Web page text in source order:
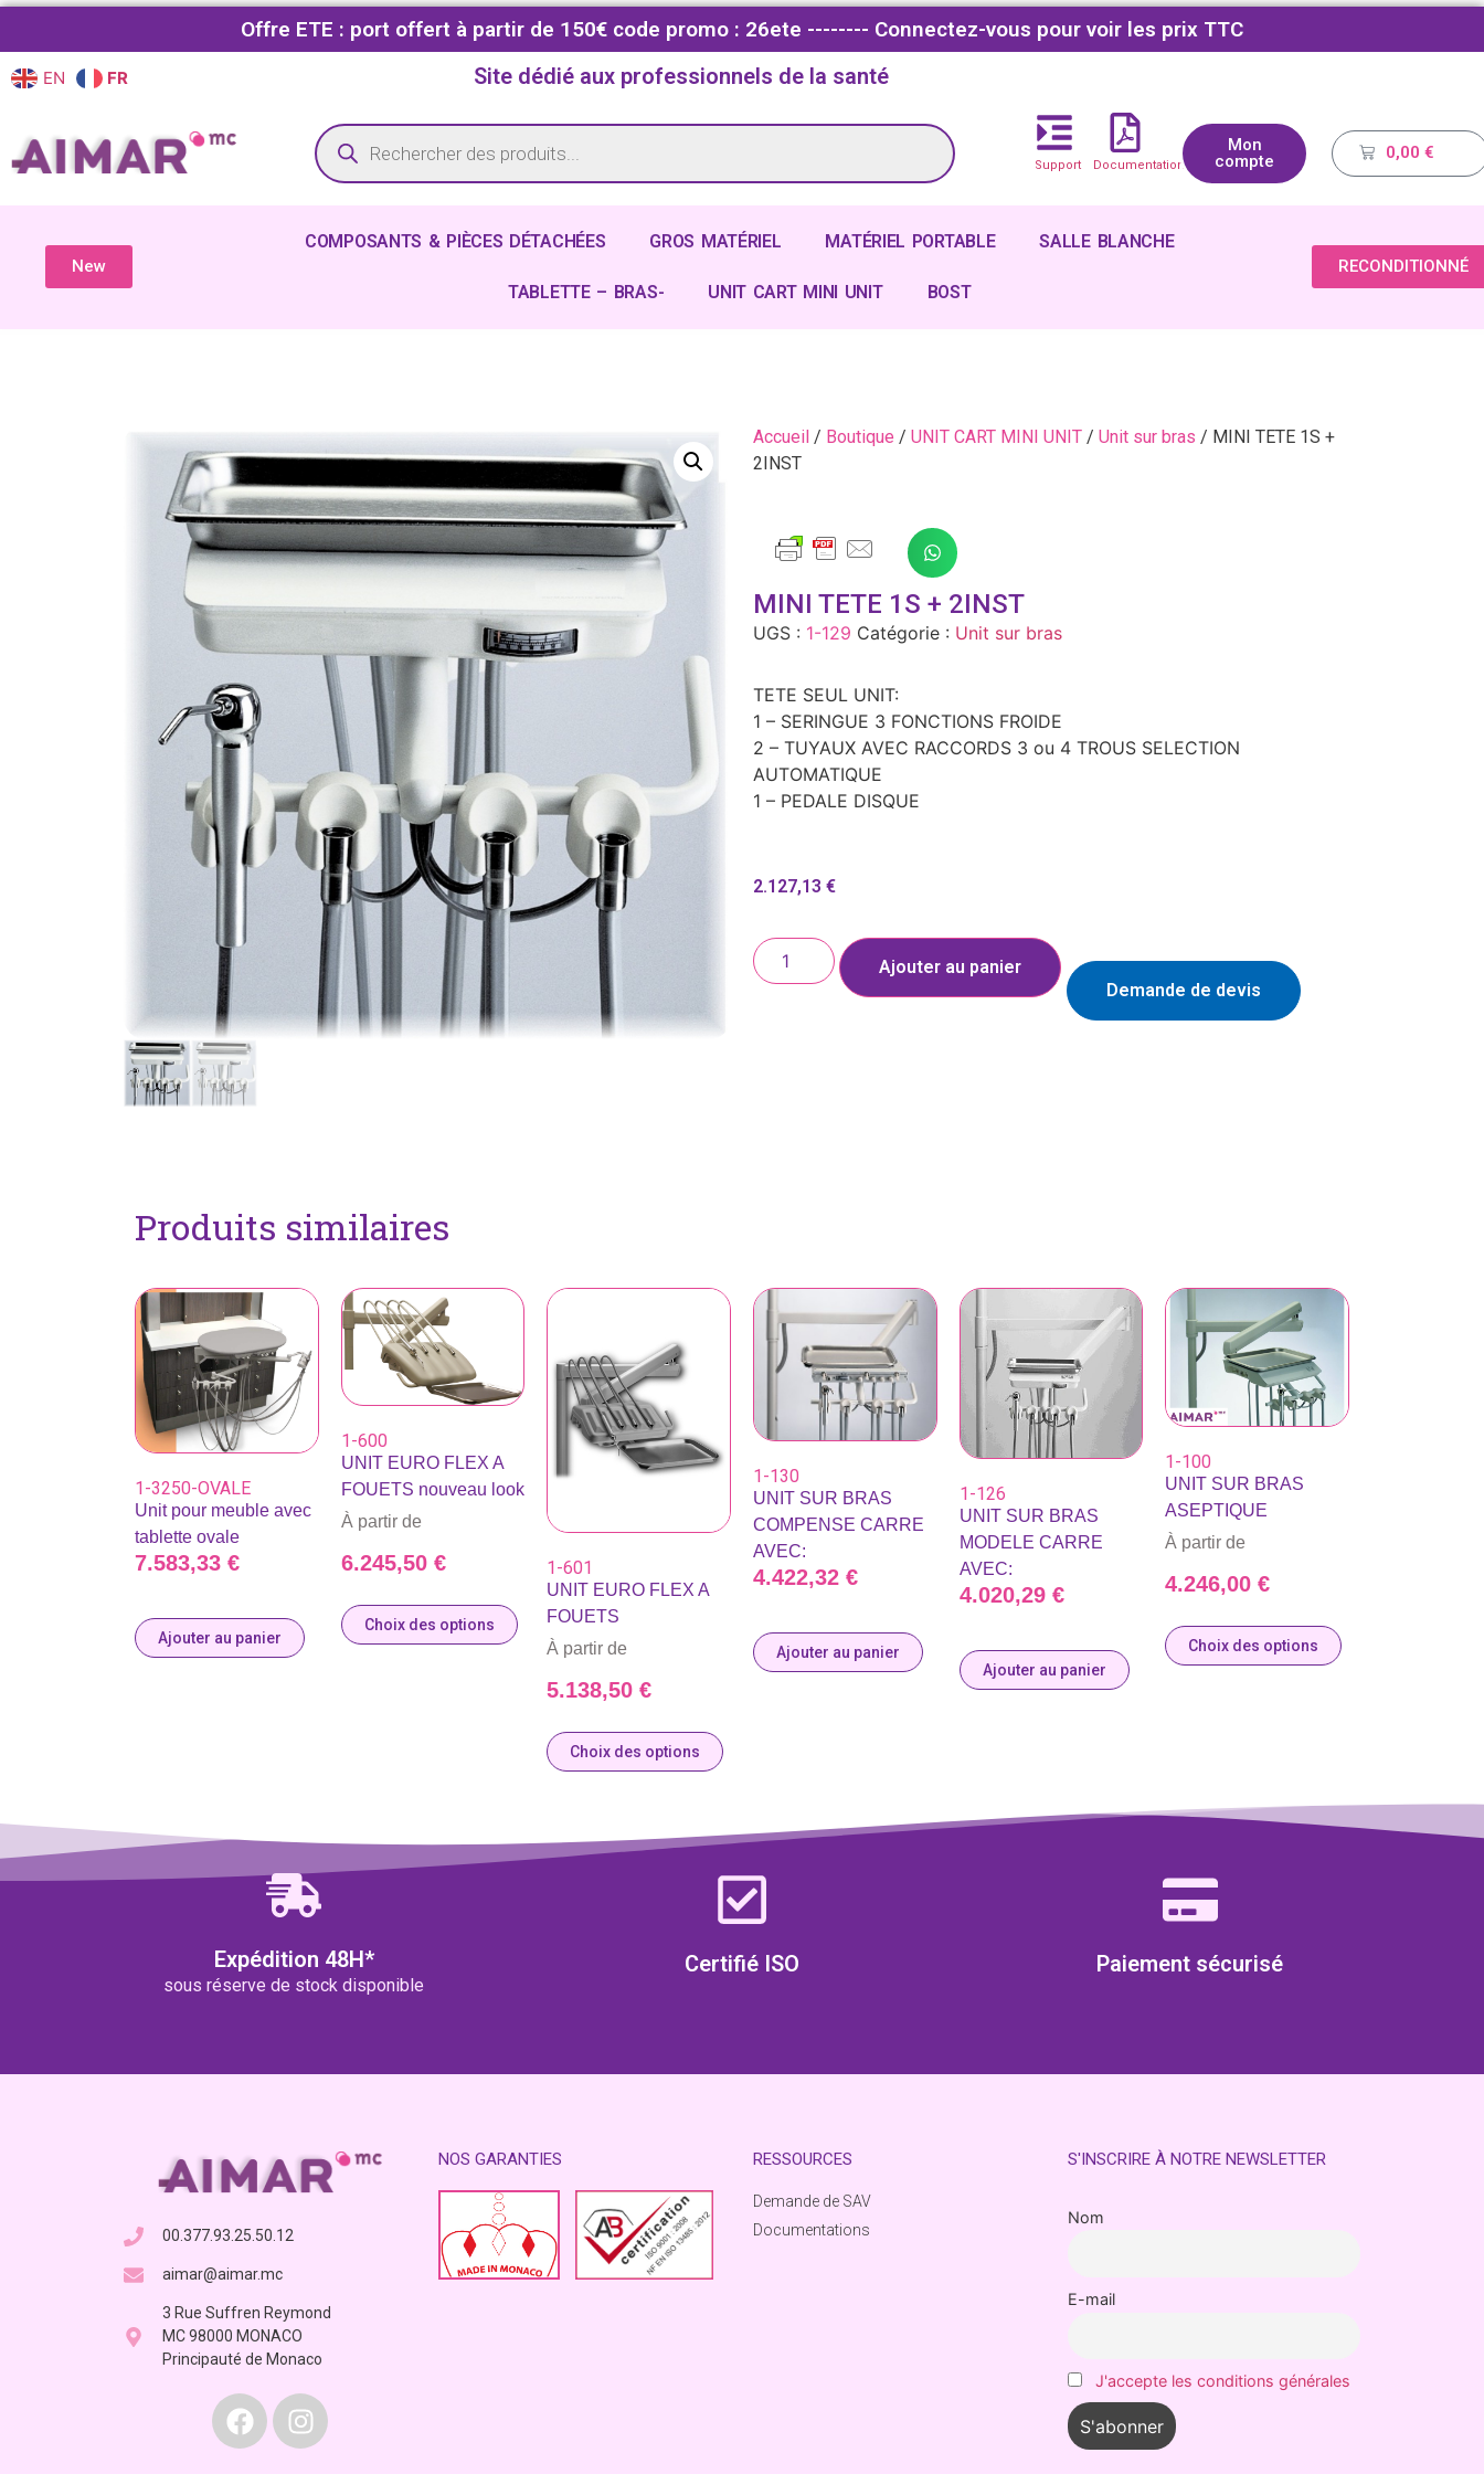
Offre ETE : port offert à partir de 150€ code promo : 26ete -------- Connectez-vous pour voir les prix TTC
EN FR Site dédié aux professionnels de la santé
Support Documentations
Mon
compte
0,00 €
New
COMPOSANTS & PIÈCES DÉTACHÉES GROS MATÉRIEL MATÉRIEL PORTABLE SALLE BLANCHE
TABLETTE – BRAS- UNIT CART MINI UNIT BOST
RECONDITIONNÉ
Accueil / Boutique / UNIT CART MINI UNIT / Unit sur bras / MINI TETE 1S +
2INST
MINI TETE 1S + 2INST
UGS : 1-129 Catégorie : Unit sur bras
TETE SEUL UNIT:
1 – SERINGUE 3 FONCTIONS FROIDE
2 – TUYAUX AVEC RACCORDS 3 ou 4 TROUS SELECTION
AUTOMATIQUE
1 – PEDALE DISQUE
2.127,13 €
Ajouter au panier
Demande de devis
Produits similaires
1-3250-OVALE
Unit pour meuble avec
tablette ovale
7.583,33 €
Ajouter au panier
1-600
UNIT EURO FLEX A
FOUETS nouveau look
À partir de
6.245,50 €
Choix des options
1-601
UNIT EURO FLEX A
FOUETS
À partir de
5.138,50€
Choix des options
1-130
UNIT SUR BRAS
COMPENSE CARRE
AVEC:
4.422,32 €
Ajouter au panier
1-126
UNIT SUR BRAS
MODELE CARRE
AVEC:
4.020,29 €
Ajouter au panier
1-100
UNIT SUR BRAS
ASEPTIQUE
À partir de
4.246,00€
Choix des options
Expédition 48H*
sous réserve de stock disponible
Certifié ISO Paiement sécurisé
00.377.93.25.50.12
aimar@aimar.mc
3 Rue Suffren Reymond
MC 98000 MONACO
Principauté de Monaco
NOS GARANTIES RESSOURCES
Demande de SAV
Documentations
S'INSCRIRE À NOTRE NEWSLETTER
Nom
E-mail
J'accepte les conditions générales